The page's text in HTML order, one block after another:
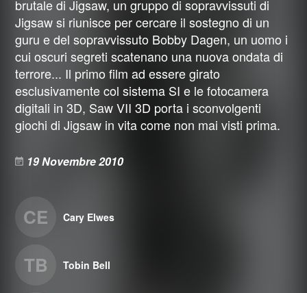
brutale di Jigsaw, un gruppo di sopravvissuti di
Jigsaw si riunisce per cercare il sostegno di un
guru e del sopravvissuto Bobby Dagen, un uomo i
cui oscuri segreti scatenano una nuova ondata di
terrore... Il primo film ad essere girato
esclusivamente col sistema SI e le fotocamera
digitali in 3D, Saw VII 3D porta i sconvolgenti
giochi di Jigsaw in vita come non mai visti prima.
19 Novembre 2010
CE Cary Elwes
TB Tobin Bell